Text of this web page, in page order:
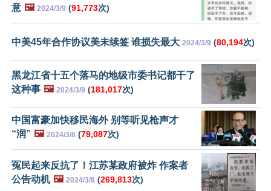
意 🖼️ 2024/3/9 (91,773次)
中美45年合作协议美未续签 谁损失最大 2024/3/9 (80,194次)
黑龙江省十五个落马的地级市委书记都干了
这种事 🖼️ 2024/3/9 (181,017次)
中国富豪加快移民海外 别等听见枪声才
“润” 🖼️ 2024/3/8 (79,087次)
冤民起来反抗了！江苏某政府被炸 作案者
公告动机 🖼️ 2024/3/8 (269,813次)